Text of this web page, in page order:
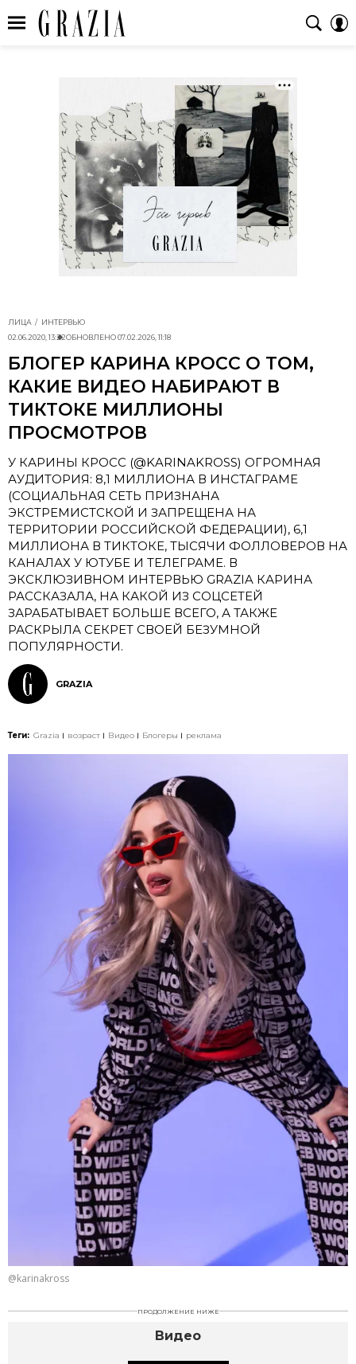
ЛИЦА
ИНТЕРВЬЮ
02.06.2020, 13:22ОБНОВЛЕНО07.02.2026, 11:18
БЛОГЕР КАРИНА КРОСС О ТОМ,
КАКИЕ ВИДЕО НАБИРАЮТ В
ТИКТОКЕ МИЛЛИОНЫ
ПРОСМОТРОВ
У КАРИНЫ КРОСС (@KARINAKROSS) ОГРОМНАЯ
АУДИТОРИЯ: 8,1 МИЛЛИОНА В ИНСТАГРАМЕ
(СОЦИАЛЬНАЯ СЕТЬ ПРИЗНАНА
ЭКСТРЕМИСТСКОЙ И ЗАПРЕЩЕНА НА
ТЕРРИТОРИИ РОССИЙСКОЙ ФЕДЕРАЦИИ), 6,1
МИЛЛИОНА В ТИКТОКЕ, ТЫСЯЧИ ФОЛЛОВЕРОВ НА
КАНАЛАХ У ЮТУБЕ И ТЕЛЕГРАМЕ. В
ЭКСКЛЮЗИВНОМ ИНТЕРВЬЮ GRAZIA КАРИНА
РАССКАЗАЛА, НА КАКОЙ ИЗ СОЦСЕТЕЙ
ЗАРАБАТЫВАЕТ БОЛЬШЕ ВСЕГО, А ТАКЖЕ
РАСКРЫЛА СЕКРЕТ СВОЕЙ БЕЗУМНОЙ
ПОПУЛЯРНОСТИ.
GRAZIA
Теги: Grazia возраст Видео Блогеры реклама
@karinakross
ПРОДОЛЖЕНИЕ НИЖЕ
Видео